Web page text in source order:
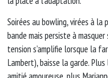
Soirées au bowling, virées à
bande mais persiste à
tension s’amplifie lorsque la
Lambert), baisse la garde.